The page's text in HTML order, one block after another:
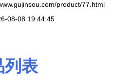
product/77.html
08-08 19:44:45
列表